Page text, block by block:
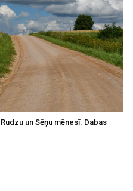
un Sēņu mēnesī. Dabas